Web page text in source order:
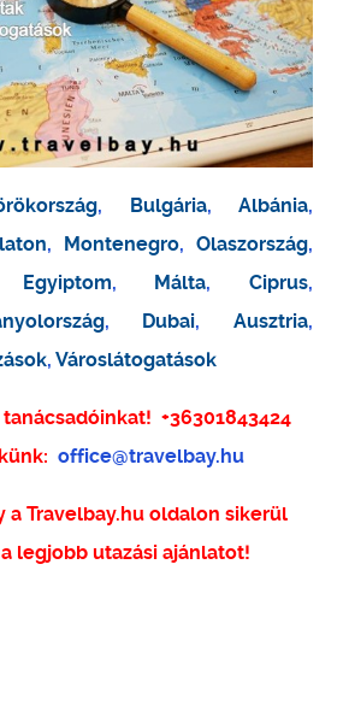
, Bulgária,Albánia,
, Montenegro, Olaszország,
Egyiptom, Málta,Ciprus,
, Dubai,Ausztria,
, Városlátogatások
+36301843424
office@travelbay.hu
a Travelbay.hu oldalon sikerül
legjobb utazási ajánlatot!